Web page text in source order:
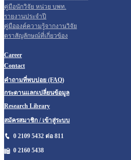
คู่มือนักวิจัย หน่วย บพท.
รายงานประจำปี
คู่มือองค์ความรู้จากงานวิจัย
ตราสัญลักษณ์ที่เกี่ยวข้อง
Career
Contact
คำถามที่พบบ่อย (FAQ)
กระดานแลกเปลี่ยนข้อมูล
Research Library
สมัครสมาชิก / เข้าสู่ระบบ
0 2109 5432 ต่อ 811
0 2160 5438